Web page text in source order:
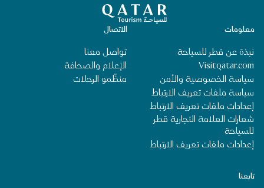
تابعنا
الاتصال
تواصل معنا
الإعلام والصحافة
منظِّمو الرحلات
معلومات
نبذة عن قطر للسياحة
Visitqatar.com
سياسة الخصوصية والأمن
سياسة ملفات تعريف الارتباط
إعدادات ملفات تعريف الارتباط
شعارات العلامة التجارية قطر
للسياحة
إعدادات ملفات تعريف الارتباط